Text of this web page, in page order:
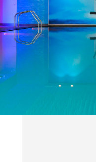
ONTDEK ONZE